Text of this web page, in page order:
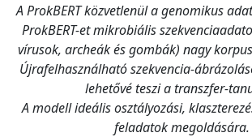
A ProkBERT közvetlenül a genomikus
ProkBERT-et mikrobiális
vírusok, archeák és gombák) nagy
Újrafelhasználható szekvencia-
lehetővé teszi a transzfer-
A modell ideális osztályozási,
feladatok megoldására.